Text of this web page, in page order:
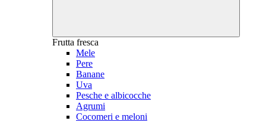
Frutta fresca
Mele
Pere
Banane
Uva
Pesche e albicocche
Agrumi
Cocomeri e meloni